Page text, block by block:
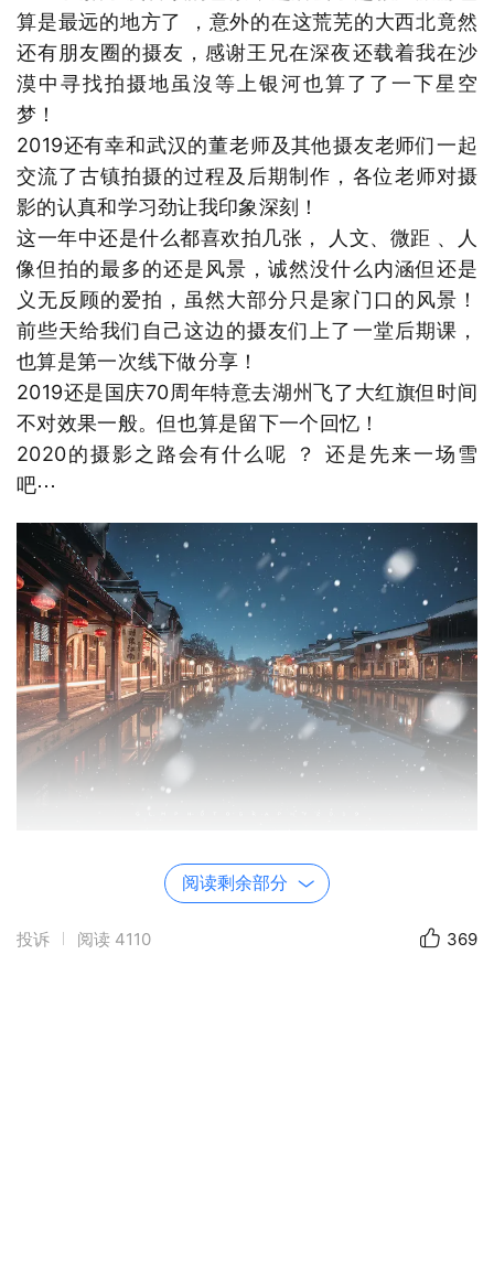
算是最远的地方了 ，意外的在这荒芜的大西北竟然
还有朋友圈的摄友，感谢王兄在深夜还载着我在沙
漠中寻找拍摄地虽沒等上银河也算了了一下星空
梦！
2019还有幸和武汉的董老师及其他摄友老师们一起
交流了古镇拍摄的过程及后期制作，各位老师对摄
影的认真和学习劲让我印象深刻！
这一年中还是什么都喜欢拍几张， 人文、微距 、人
像但拍的最多的还是风景，诚然没什么内涵但还是
义无反顾的爱拍，虽然大部分只是家门口的风景！
前些天给我们自己这边的摄友们上了一堂后期课，
也算是第一次线下做分享！
2019还是国庆70周年特意去湖州飞了大红旗但时间
不对效果一般。但也算是留下一个回忆！
2020的摄影之路会有什么呢 ？ 还是先来一场雪
吧⋯
阅读剩余部分
投诉 阅读 4110 369